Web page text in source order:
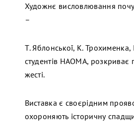
Художнє висловлювання
–
Т. Яблонської, К. Трохименка,
студентів НАОМА, розкриває
жесті.
Виставка є своєрідним
охороняють історичну